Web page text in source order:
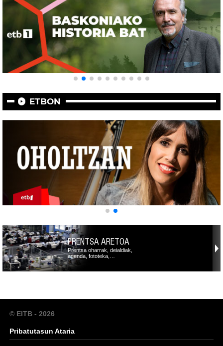
ETBON
PRENTSA ARETOA
Prentsa oharrak, deialdiak,
agenda, fototeka,…
© EITB - 2026
Pribatutasun Ataria